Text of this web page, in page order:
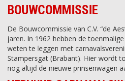
BOUWCOMMISSIE
De Bouwcommissie van C.V. “de
jaren. In 1962 hebben de
weten te leggen met
Stampersgat (Brabant). Hier wordt
nog altijd de nieuwe prinsenwagen